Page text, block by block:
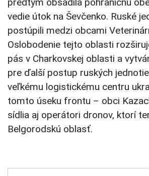
vedie útok na Ševčenko. Ruské
postúpili medzi obcami
Oslobodenie tejto oblasti
pás v Charkovskej oblasti a
pre ďalší postup ruských
veľkému logistickému centru
tomto úseku frontu – obci
sídlia aj operátori dronov, ktorí
Belgorodskú oblasť.